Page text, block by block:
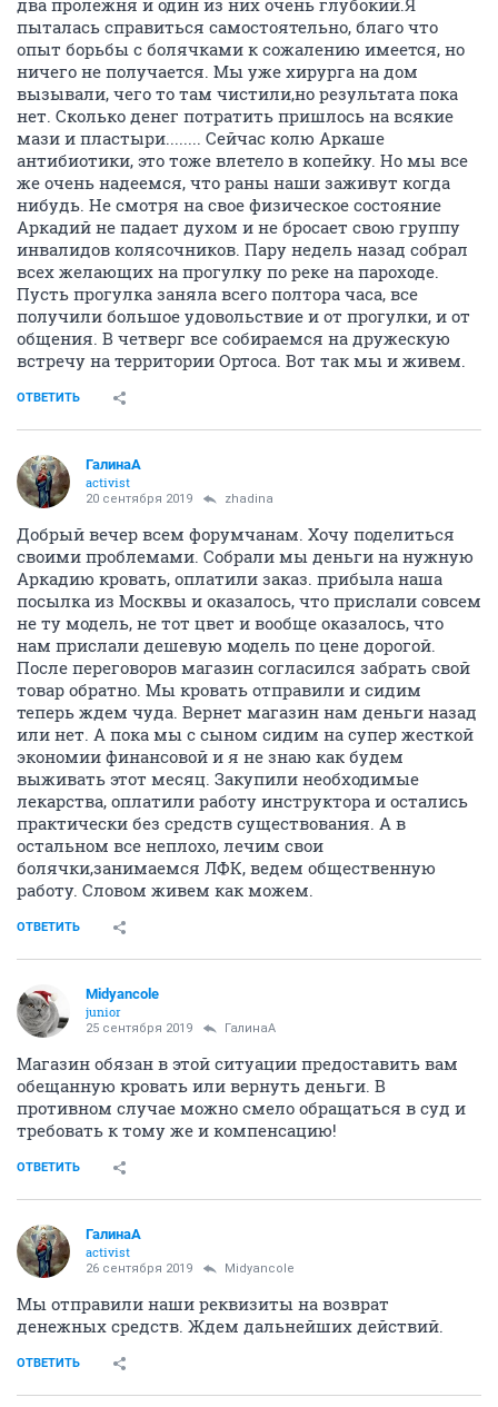
пыталась справиться самостоятельно, благо что
опыт борьбы с болячками к сожалению имеется, но
ничего не получается. Мы уже хирурга на дом
вызывали, чего то там чистили,но результата пока
нет. Сколько денег потратить пришлось на всякие
мази и пластыри........ Сейчас колю Аркаше
антибиотики, это тоже влетело в копейку. Но мы все
же очень надеемся, что раны наши заживут когда
нибудь. Не смотря на свое физическое состояние
Аркадий не падает духом и не бросает свою группу
инвалидов колясочников. Пару недель назад собрал
всех желающих на прогулку по реке на пароходе.
Пусть прогулка заняла всего полтора часа, все
получили большое удовольствие и от прогулки, и от
общения. В четверг все собираемся на дружескую
встречу на территории Ортоса. Вот так мы и живем.
ОТВЕТИТЬ
ГалинаА
activist
20 сентября 2019 zhadina
Добрый вечер всем форумчанам. Хочу поделиться
своими проблемами. Собрали мы деньги на нужную
Аркадию кровать, оплатили заказ. прибыла наша
посылка из Москвы и оказалось, что прислали совсем
не ту модель, не тот цвет и вообще оказалось, что
нам прислали дешевую модель по цене дорогой.
После переговоров магазин согласился забрать свой
товар обратно. Мы кровать отправили и сидим
теперь ждем чуда. Вернет магазин нам деньги назад
или нет. А пока мы с сыном сидим на супер жесткой
экономии финансовой и я не знаю как будем
выживать этот месяц. Закупили необходимые
лекарства, оплатили работу инструктора и остались
практически без средств существования. А в
остальном все неплохо, лечим свои
болячки,занимаемся ЛФК, ведем общественную
работу. Словом живем как можем.
ОТВЕТИТЬ
Midyancole
junior
25 сентября 2019 ГалинаА
Магазин обязан в этой ситуации предоставить вам
обещанную кровать или вернуть деньги. В
противном случае можно смело обращаться в суд и
требовать к тому же и компенсацию!
ОТВЕТИТЬ
ГалинаА
activist
26 сентября 2019 Midyancole
Мы отправили наши реквизиты на возврат
денежных средств. Ждем дальнейших действий.
ОТВЕТИТЬ